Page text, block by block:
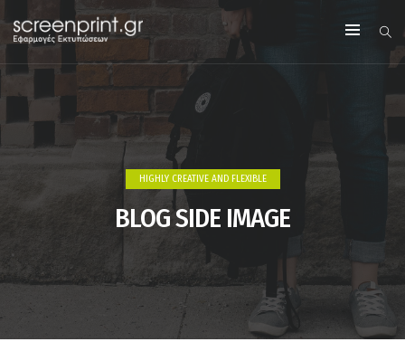
HIGHLY CREATIVE AND FLEXIBLE
BLOG SIDE IMAGE